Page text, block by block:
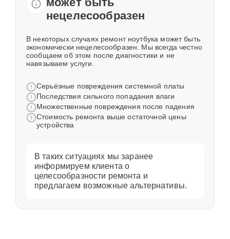
нецелесообразен
В некоторых случаях ремонт ноутбука может быть
экономически нецелесообразен. Мы всегда честно
сообщаем об этом после диагностики и не
навязываем услуги.
Серьёзные повреждения системной платы
Последствия сильного попадания влаги
Множественные повреждения после падения
Стоимость ремонта выше остаточной цены
устройства
В таких ситуациях мы заранее
информируем клиента о
целесообразности ремонта и
предлагаем возможные альтернативы.